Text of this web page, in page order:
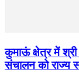
कुमाऊं क्षेत्र में श्री
संचालन को राज्य